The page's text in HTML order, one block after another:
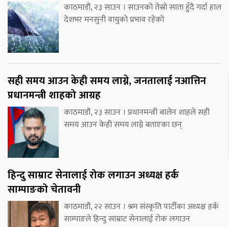
काठमाडौं, २३ साउन । साउनको तेस्रो साता हुँदै गर्दा हाल
देशभर मनसुनी वायुको प्रभाव रहेको
सही समय आउन केही समय लाग्ने, जनतालाई नआत्तिन
प्रधानमन्त्री शाहको आग्रह
काठमाडौं, २३ साउन । प्रधानमन्त्री बालेन शाहले सही
समय आउन केही समय लाग्ने बताएका छन्
हिन्दु साम्राट सेनालाई रोक लगाउन अध्यक्ष हर्क
साम्पाङको चेतावनी
काठमाडौं, २२ साउन । श्रम संस्कृति पार्टीका अध्यक्ष हर्क
साम्पाङले हिन्दु साम्राट सेनालाई रोक लगाउन